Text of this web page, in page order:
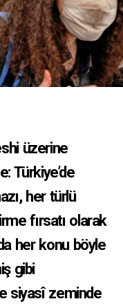
üzerine
Türkiye’de
her türlü
fırsatı olarak
her konu böyle
gibi
siyasî zeminde